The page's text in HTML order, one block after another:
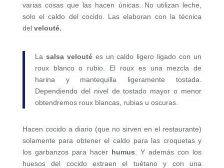
varias cosas que las hacen únicas. No utilizan leche,
solo el caldo del cocido. Las elaboran con la técnica
del velouté.
La salsa veloutées un caldo ligero ligado con un
roux blanco o rubio. El roux es una mezcla de
harina y mantequilla ligeramente tostada.
Dependiendo del nivel de tostado mayor o menor
obtendremos roux blancas, rubias u oscuras.
Hacen cocido a diario (que no sirven en el restaurante)
solamente para obtener el caldo para las croquetas y
los garbanzos para hacer humus . Y además con los
huesos del cocido extraen el tuétano y con una